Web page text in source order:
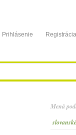
Prihlásenie Registrácia
Mená